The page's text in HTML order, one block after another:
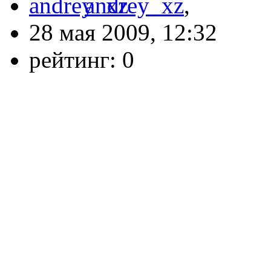
andrey_xz,
28 мая 2009, 12:32
рейтинг: 0